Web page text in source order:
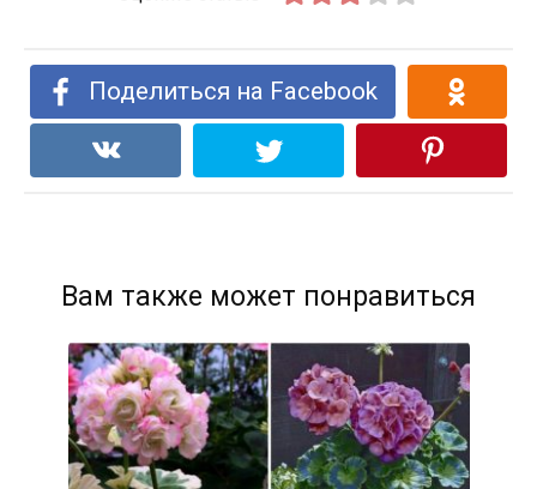
Поделиться на Facebook
Вам также может понравиться